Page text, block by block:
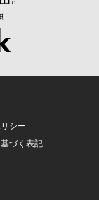
シー
づく表記